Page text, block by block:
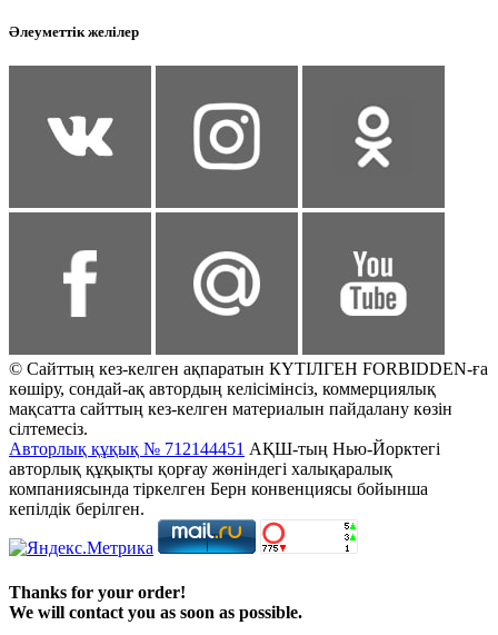
Әлеуметтік желілер
© Сайттың кез-келген ақпаратын КҮТІЛГЕН FORBIDDEN-ға
көшіру, сондай-ақ автордың келісімінсіз, коммерциялық
мақсатта сайттың кез-келген материалын пайдалану көзін
сілтемесіз.
Авторлық құқық № 712144451 АҚШ-тың Нью-Йорктегі
авторлық құқықты қорғау жөніндегі халықаралық
компаниясында тіркелген Берн конвенциясы бойынша
кепілдік берілген.
Thanks for your order!
We will contact you as soon as possible.